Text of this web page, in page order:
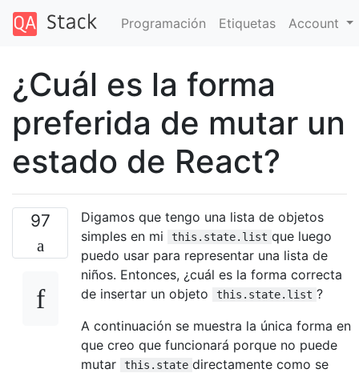
Programación Etiquetas Account
¿Cuál es la forma
preferida de mutar un
estado de React?
97
Digamos que tengo una lista de objetos
simples en mi
this.state.list que luego
puedo usar para representar una lista de
niños. Entonces, ¿cuál es la forma correcta
de insertar un objeto
this.state.list ?
A continuación se muestra la única forma en
que creo que funcionará porque no puede
mutar
this.state directamente como se